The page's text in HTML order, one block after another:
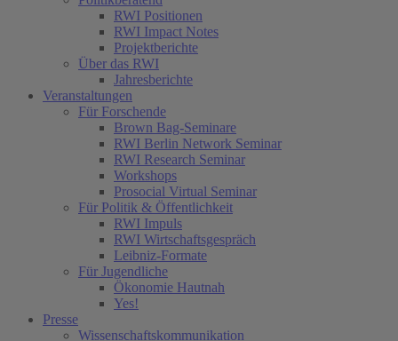
RWI Positionen
RWI Impact Notes
Projektberichte
Über das RWI
Jahresberichte
Veranstaltungen
Für Forschende
Brown Bag-Seminare
RWI Berlin Network Seminar
RWI Research Seminar
Workshops
Prosocial Virtual Seminar
Für Politik & Öffentlichkeit
RWI Impuls
RWI Wirtschaftsgespräch
Leibniz-Formate
Für Jugendliche
Ökonomie Hautnah
Yes!
Presse
Wissenschaftskommunikation